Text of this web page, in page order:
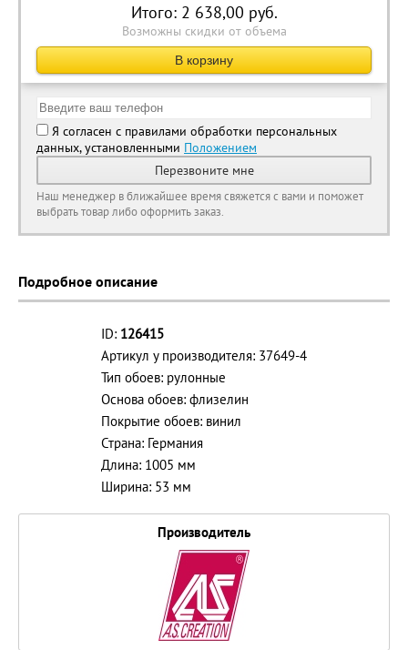
Итого: 2 638,00 руб.
Возможны скидки от объема
В корзину
Я согласен с правилами обработки персональных
данных, установленными Положением
Перезвоните мне
Наш менеджер в ближайшее время свяжется с вами и поможет
выбрать товар либо оформить заказ.
Подробное описание
ID: 126415
Артикул у производителя: 37649-4
Тип обоев: рулонные
Основа обоев: флизелин
Покрытие обоев: винил
Страна: Германия
Длина: 1005 мм
Ширина: 53 мм
Производитель